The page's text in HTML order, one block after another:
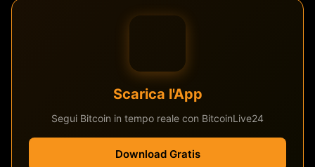
Scarica l'App
Segui Bitcoin in tempo reale con BitcoinLive24
Download Gratis